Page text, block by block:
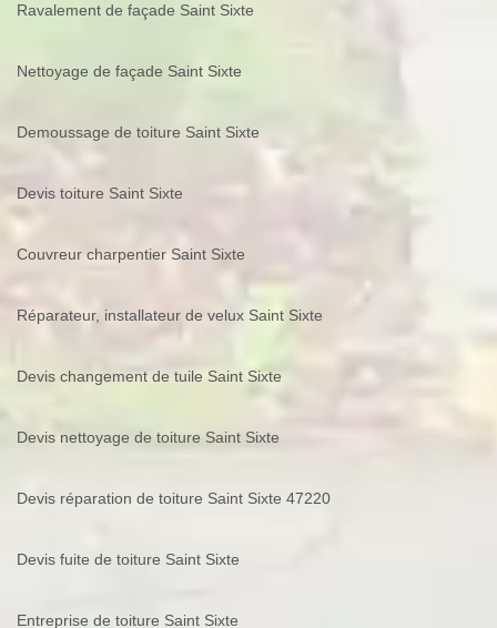
Ravalement de façade Saint Sixte
Nettoyage de façade Saint Sixte
Demoussage de toiture Saint Sixte
Devis toiture Saint Sixte
Couvreur charpentier Saint Sixte
Réparateur, installateur de velux Saint Sixte
Devis changement de tuile Saint Sixte
Devis nettoyage de toiture Saint Sixte
Devis réparation de toiture Saint Sixte 47220
Devis fuite de toiture Saint Sixte
Entreprise de toiture Saint Sixte